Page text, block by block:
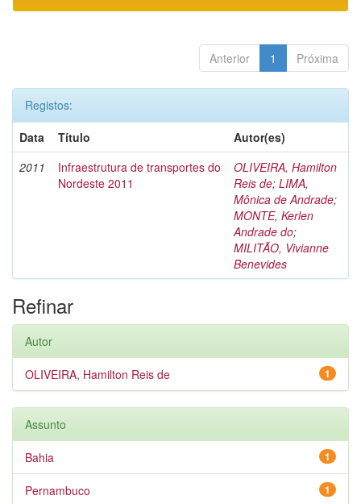
Anterior 1 Próxima
Registos:
Data
Título
Autor(es)
2011
Infraestrutura de transportes do
Nordeste 2011
OLIVEIRA, Hamilton
Reis de; LIMA,
Mônica de Andrade;
MONTE, Kerlen
Andrade do;
MILITÃO, Vivianne
Benevides
Refinar
Autor
1
OLIVEIRA, Hamilton Reis de
Assunto
1
Bahia
1
Pernambuco